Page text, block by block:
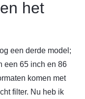
het
een derde model;
een 65 inch en 86
komen met
filter. Nu heb ik